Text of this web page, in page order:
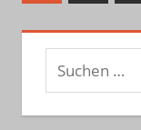
Beiträge
Suchen
nach: